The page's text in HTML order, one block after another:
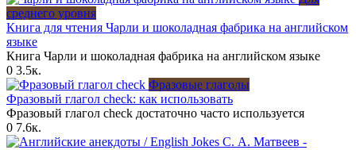
среднего уровня
Книга для чтения Чарли и шоколадная фабрика на английском
языке
Книга Чарли и шоколадная фабрика на английском языке
0 3.5к.
Фразовые глаголы
Фразовый глагол check: как использовать
Фразовый глагол check достаточно часто используется
0 7.6к.